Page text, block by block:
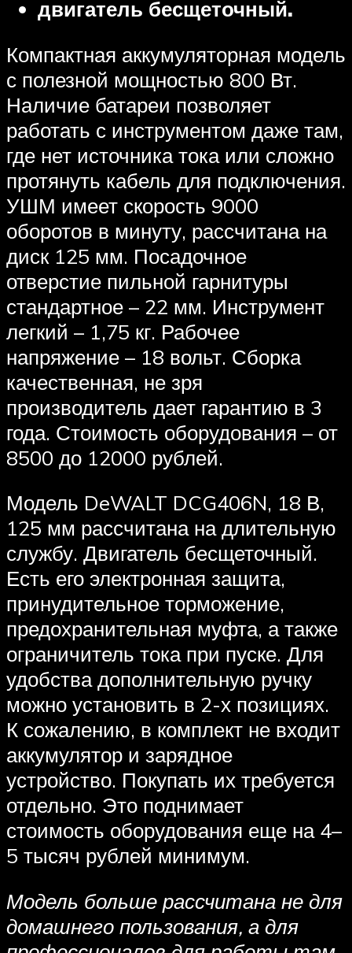
двигатель бесщеточный.
Компактная аккумуляторная модель
с полезной мощностью 800 Вт.
Наличие батареи позволяет
работать с инструментом даже там,
где нет источника тока или сложно
протянуть кабель для подключения.
УШМ имеет скорость 9000
оборотов в минуту, рассчитана на
диск 125 мм. Посадочное
отверстие пильной гарнитуры
стандартное – 22 мм. Инструмент
легкий – 1,75 кг. Рабочее
напряжение – 18 вольт. Сборка
качественная, не зря
производитель дает гарантию в 3
года. Стоимость оборудования – от
8500 до 12000 рублей.
Модель DeWALT DCG406N, 18 В,
125 мм рассчитана на длительную
службу. Двигатель бесщеточный.
Есть его электронная защита,
принудительное торможение,
предохранительная муфта, а также
ограничитель тока при пуске. Для
удобства дополнительную ручку
можно установить в 2-х позициях.
К сожалению, в комплект не входит
аккумулятор и зарядное
устройство. Покупать их требуется
отдельно. Это поднимает
стоимость оборудования еще на 4–
5 тысяч рублей минимум.
Модель больше рассчитана не для
домашнего пользования, а для